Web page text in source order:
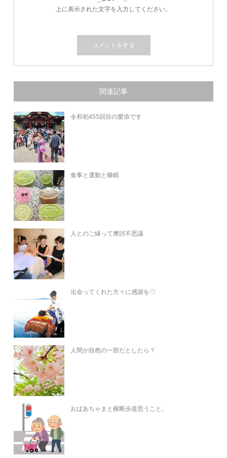
上に表示された文字を入力してください。
関連記事
令和初455回目の愛添です
食事と運動と睡眠
人とのご縁って摩訶不思議
出会ってくれた方々に感謝を♡
人間が自然の一部だとしたら？
おばあちゃまと横断歩道思うこと。